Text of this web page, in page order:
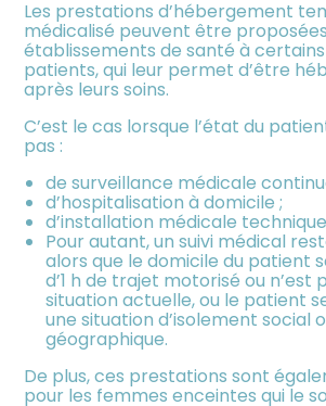
Les prestations d’hébergement
médicalisé peuvent être
établissements de santé à
patients, qui leur permet d’être
après leurs soins.
C’est le cas lorsque l’état du
pas :
de surveillance médicale
d’hospitalisation à domicile ;
d’installation médicale
Pour autant, un suivi médical
alors que le domicile du patient
d’1 h de trajet motorisé ou n’est
situation actuelle, ou le patient
une situation d’isolement social
géographique.
De plus, ces prestations sont
pour les femmes enceintes qui le